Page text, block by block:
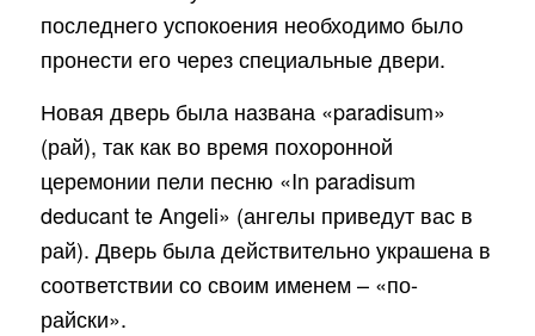
последнего успокоения необходимо было
пронести его через специальные двери.
Новая дверь была названа «paradisum»
(рай), так как во время похоронной
церемонии пели песню «In paradisum
deducant te Angeli» (ангелы приведут вас в
рай). Дверь была действительно украшена в
соответствии со своим именем – «по-
райски».